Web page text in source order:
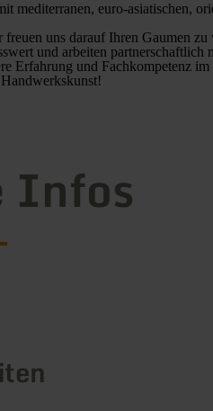
mediterranen, euro-asiatischen,
uns darauf Ihren Gaumen zu
und arbeiten partnerschaftlich
Erfahrung und Fachkompetenz im
Infos